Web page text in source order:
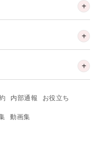
内部通報 お役立ち
動画集